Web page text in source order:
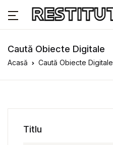
Caută Obiecte Digitale
Acasă Caută Obiecte Digitale
Titlu